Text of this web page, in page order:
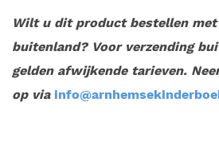
Wilt u dit product bestellen
buitenland? Voor verzending
gelden afwijkende tarieven.
op via